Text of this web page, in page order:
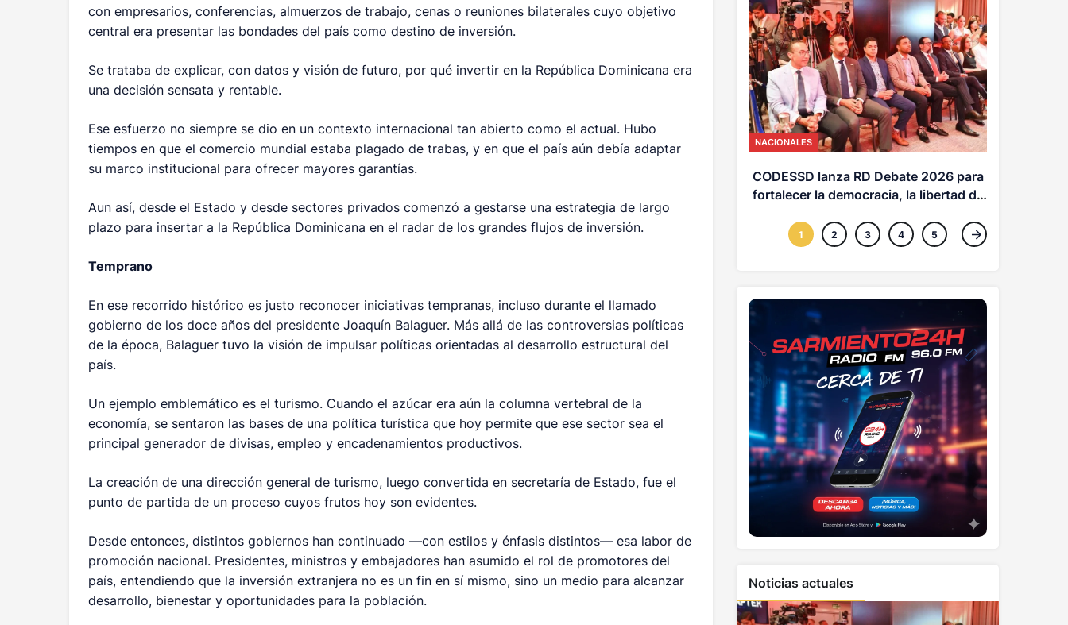
con empresarios, conferencias, almuerzos de trabajo, cenas o reuniones bilaterales cuyo objetivo
central era presentar las bondades del país como destino de inversión.
Se trataba de explicar, con datos y visión de futuro, por qué invertir en la República Dominicana era
una decisión sensata y rentable.
Ese esfuerzo no siempre se dio en un contexto internacional tan abierto como el actual. Hubo
tiempos en que el comercio mundial estaba plagado de trabas, y en que el país aún debía adaptar
su marco institucional para ofrecer mayores garantías.
Aun así, desde el Estado y desde sectores privados comenzó a gestarse una estrategia de largo
plazo para insertar a la República Dominicana en el radar de los grandes flujos de inversión.
Temprano
En ese recorrido histórico es justo reconocer iniciativas tempranas, incluso durante el llamado
gobierno de los doce años del presidente Joaquín Balaguer. Más allá de las controversias políticas
de la época, Balaguer tuvo la visión de impulsar políticas orientadas al desarrollo estructural del
país.
Un ejemplo emblemático es el turismo. Cuando el azúcar era aún la columna vertebral de la
economía, se sentaron las bases de una política turística que hoy permite que ese sector sea el
principal generador de divisas, empleo y encadenamientos productivos.
La creación de una dirección general de turismo, luego convertida en secretaría de Estado, fue el
punto de partida de un proceso cuyos frutos hoy son evidentes.
Desde entonces, distintos gobiernos han continuado —con estilos y énfasis distintos— esa labor de
promoción nacional. Presidentes, ministros y embajadores han asumido el rol de promotores del
país, entendiendo que la inversión extranjera no es un fin en sí mismo, sino un medio para alcanzar
desarrollo, bienestar y oportunidades para la población.
NACIONALES
CODESSD lanza RD Debate 2026 para
fortalecer la democracia, la libertad de
República Dominicana
1 2 3 4 5
Noticias actuales